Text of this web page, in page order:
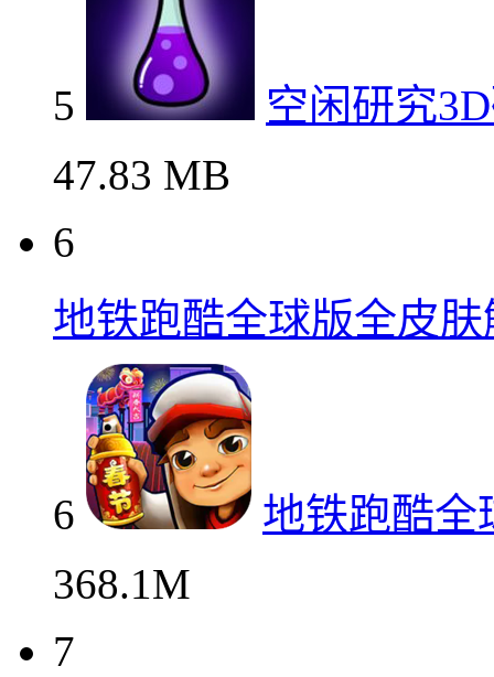
5
空闲研究
47.83 MB
6
地铁跑酷全球版全皮
6
地铁跑酷全
368.1M
7